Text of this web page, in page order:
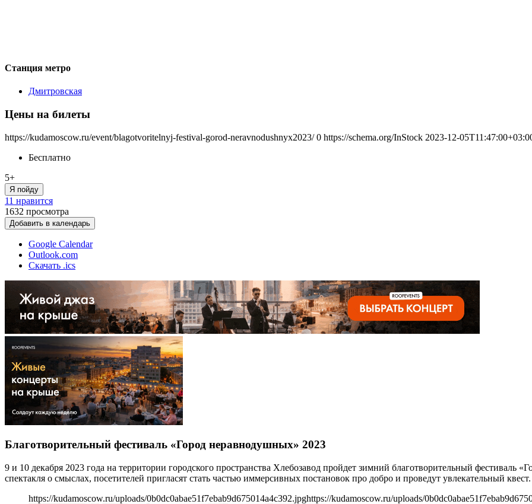
Станция метро
Дмитровская
Цены на билеты
https://kudamoscow.ru/event/blagotvoritelnyj-festival-gorod-neravnodushnyx2023/ 0 https://schema.org/InStock 2023-12-
Бесплатно
5+
Я пойду
11 нравится
1632 просмотра
Добавить в календарь
Google Calendar
Outlook.com
Скачать .ics
Благотворительный фестиваль «Город неравнодушных» 2023
9 и 10 декабря 2023 года на территории городского пространства Хлебозавод пройдет зимний благотворительный фестиваль
спектакля о смыслах, посетителей пригласят стать частью иммерсивных постановок про добро и проведут увлекательный квест.
https://kudamoscow.ru/uploads/0b0dc0abae51f7ebab9d675014a4c392.jpghttps://kudamoscow.ru/uploads/